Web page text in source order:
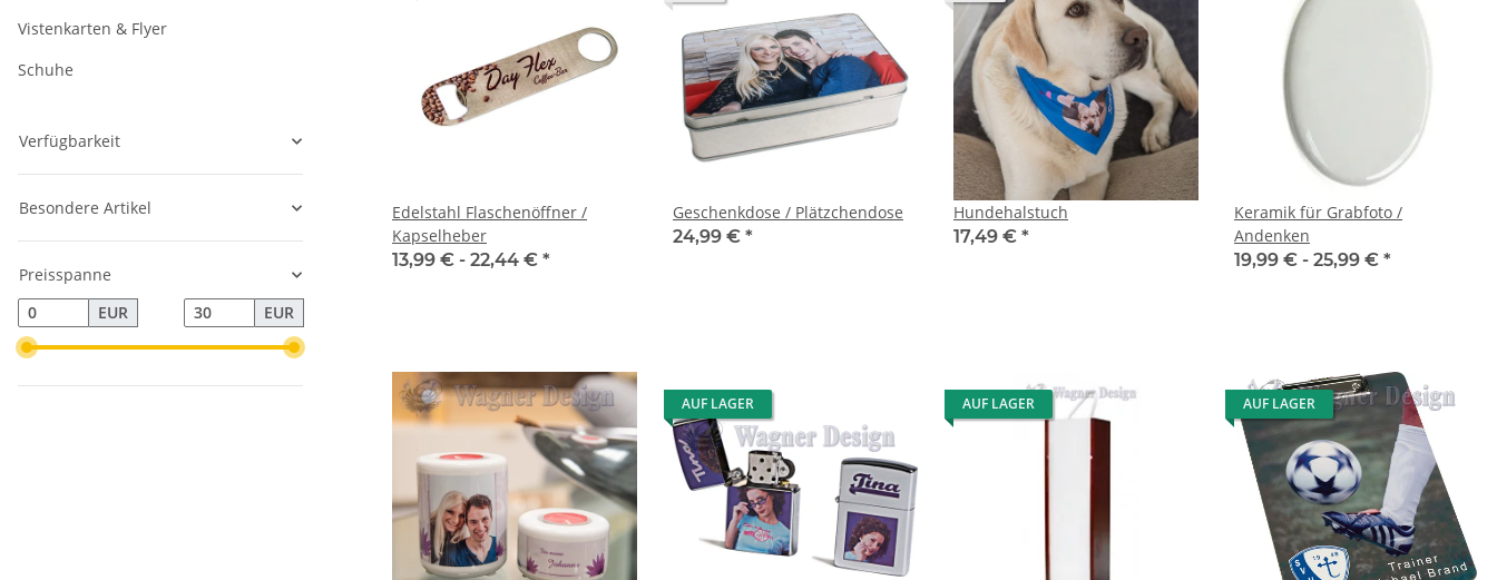
Edelstahl Flaschenöffner /
Kapselheber
13,99 € - 22,44 € *
Geschenkdose / Plätzchendose
24,99 € *
Hundehalstuch
17,49 € *
Keramik für Grabfoto /
Andenken
19,99 € - 25,99 € *
AUF LAGER AUF LAGER AUF LAGER
Vistenkarten & Flyer
Schuhe
Verfügbarkeit
Besondere Artikel
Preisspanne
EUR
EUR